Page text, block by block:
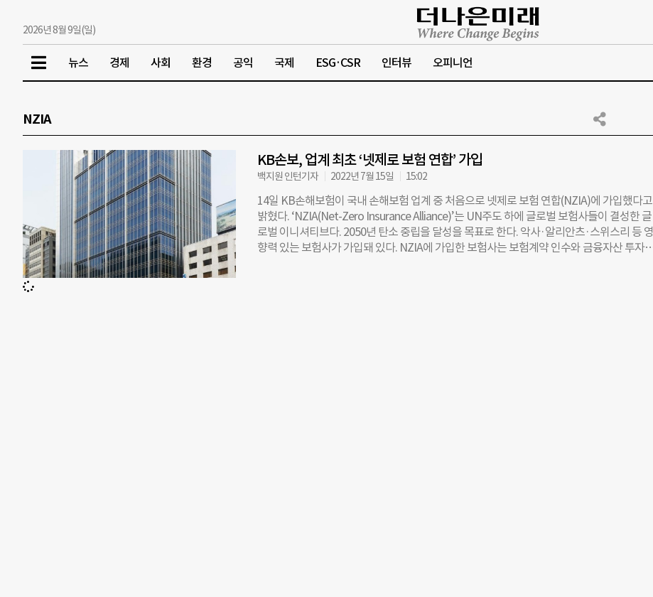
2026년 8월 9일(일)
뉴스 경제 사회 환경 공익 국제 ESG·CSR 인터뷰 오피니언
NZIA
KB손보, 업계 최초 ‘넷제로 보험 연합’ 가입
백지원 인턴기자 2022년 7월 15일 15:02
14일 KB손해보험이 국내 손해보험 업계 중 처음으로 넷제로 보험 연합(NZIA)에 가입했다고
밝혔다. ‘NZIA(Net-Zero Insurance Alliance)’는 UN주도 하에 글로벌 보험사들이 결성한 글
로벌 이니셔티브다. 2050년 탄소 중립을 달성을 목표로 한다. 악사·알리안츠·스위스리 등 영
향력 있는 보험사가 가입돼 있다. NZIA에 가입한 보험사는 보험계약 인수와 금융자산 투자